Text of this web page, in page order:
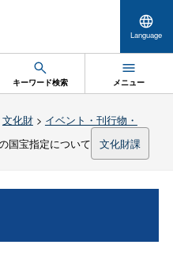
Language
キーワード検索 メニュー
文化財> イベント・刊行物・
国宝指定について 文化財課